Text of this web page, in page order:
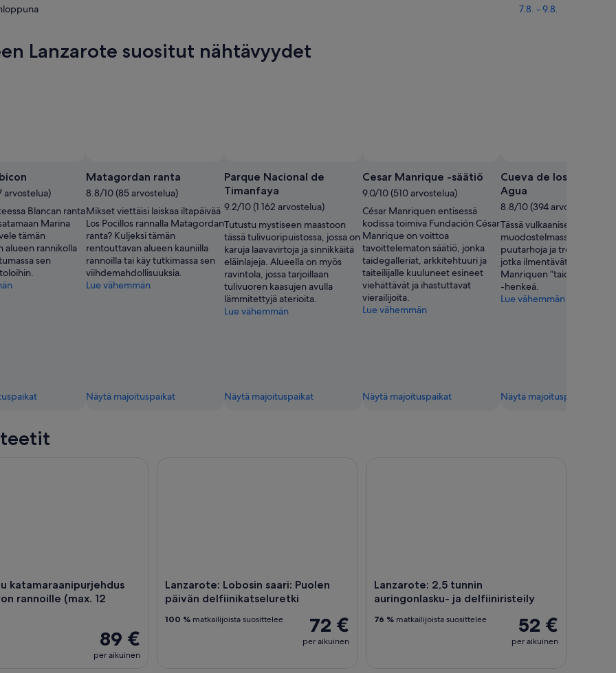
7.8. - 9.8.
Lanzarote suositut nähtävyydet
arvostelua)
Blancan ranta
Marina
tämän
alueen rannikolla
sen
Matagordan ranta
8.8/10 (85 arvostelua)
Mikset viettäisi laiskaa iltapäivää
Los Pocillos rannalla Matagordan
ranta? Kuljeksi tämän
rentouttavan alueen kauniilla
rannoilla tai käy tutkimassa sen
viihdemahdollisuuksia.
Lue vähemmän
Näytä majoituspaikat
Parque Nacional de
Timanfaya
9.2/10 (1 162 arvostelua)
Tutustu mystiseen maastoon
tässä tulivuoripuistossa, jossa on
karuja laavavirtoja ja sinnikkäitä
eläinlajeja. Alueella on myös
ravintola, jossa tarjoillaan
tulivuoren kaasujen avulla
lämmitettyjä aterioita.
Lue vähemmän
Näytä majoituspaikat
Cesar Manrique -säätiö
9.0/10 (510 arvostelua)
César Manriquen entisessä
kodissa toimiva Fundación César
Manrique on voittoa
tavoittelematon säätiö, jonka
taidegalleriat, arkkitehtuuri ja
taiteilijalle kuuluneet esineet
viehättävät ja ihastuttavat
vierailijoita.
Lue vähemmän
Näytä majoituspaikat
Cueva de los Jameos
Agua
8.8/10 (394 arvostelua)
Tässä vulkaanisessa
muodostelmassa on upeita
puutarhoja ja trooppinen
jotka ilmentävät arkkitehti
Manriquen ”taidetta
-henkeä.
Lue vähemmän
Näytä majoituspaikat
katamaraanipurjehdus
rannoille (max. 12
89 €
per aikuinen
Lanzarote: Lobosin saari: Puolen
päivän delfiinikatseluretki
72 €
per aikuinen
100 % matkailijoista suosittelee
Lanzarote: 2,5 tunnin
auringonlasku- ja delfiiniristeily
52 €
per aikuinen
76 % matkailijoista suosittelee